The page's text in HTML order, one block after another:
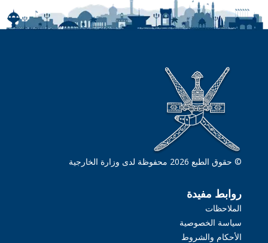
© حقوق الطبع 2026 محفوظة لدى وزارة الخارجية
روابط مفيدة
الملاحظات
سياسة الخصوصية
الأحكام والشروط